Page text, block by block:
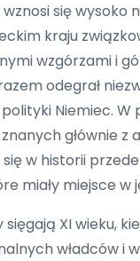
się wysoko
kraju
wzgórzami i
odegrał
Niemiec. W
głównie z
w historii
miały miejsce w
XI wieku,
władców i